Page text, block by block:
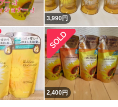
3,990円
2,400円